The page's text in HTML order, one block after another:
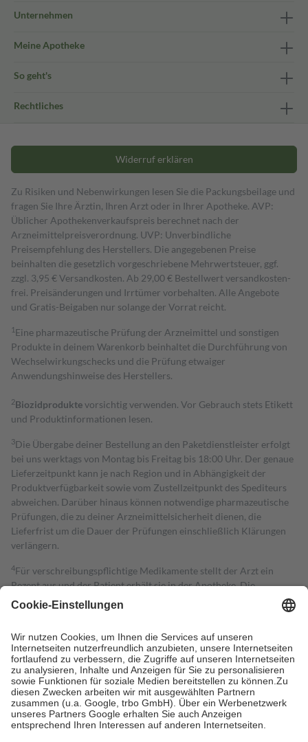
Unternehmen
Meine Apotheke
So geht's
Rechtliches
Widerruf erklären
Zu Risiken und Nebenwirkungen lesen Sie die Packungsbeilage und
fragen Sie Ihre Ärztin, Ihren Arzt oder in Ihrer Apotheke. AVP:
Üblicher Apothekenverkaufspreis berechnet nach der
Arzneimittelpreisverordnung. UVP: Unverbindliche
Preisempfehlung des Herstellers. Die angegebenen Preise
beinhalten die gesetzlich vorgeschriebene Mehrwertsteuer, ggf.
zzgl. 3,95 € Versandkosten. Ab 29,00 € Bestell­wert versand­kosten­
frei. Preisänderungen und Irrtümer vorbehalten. Alle Angebote
und Gratis-Beigaben nur solange der Vorrat reicht.
1 Eine pharmazeutische Prüfung der Arzneimittel und sonstigen
Produkte in deinem Warenkorb beinhaltet die Durchführung von
Wechselwirkungschecks und die Prüfung etwaiger
Anwendungshinweise des Herstellers.
2Biozidproduktevorsichtig verwenden. Vor Gebrauch stets Etikett
und Produktinformationen lesen.
3Die Übergabe deiner Bestellung an den Paketdienstleister erfolgt
bei uns werktags von Montag bis Freitag bis 18:00 Uhr. Der genaue
Lieferzeitpunkt kann je nach Region und in Abhängigkeit der
Produktverfügbarkeit sowie vom Zustellzeitpunkt des Spediteurs
abweichen. Darüber hinaus können notwendige pharmazeutische
Prüfungen, die zu deiner Arzneimittelsicherheit dienen, die
Lieferfrist um die Dauer der Prüfungen einschließlich Klärungen
verlängern.
4Für verschreibungspflichtige Medikamente stellt der Arzt ein
Rezept aus und der Patient erhält sie in der Apotheke. Die
gesetzliche Krankenversicherung übernimmt in der Regel die
Kosten dafür, der Versicherte trägt einen Teil davon als Zuzahlung
Grundsätzlich leisten Mitglieder Zuzahlungen in Höhe von zehn
Prozent des Abgabepreises,mindestens jedochfünf Euround
höchstens zehn Euro.Es sind jedoch nie mehr als die tatsächlichen
Kosten der Leistung zu entrichten.
Diese Regeln gelten grundsätzlich auch für Online-Apotheken.
Bei Heilmitteln und häuslicher Krankenpflege beträgt die
Zuzahlung zehn Prozent der Kosten sowie zehn Euro je